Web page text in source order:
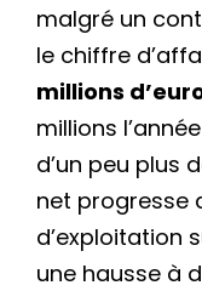
malgré un
le chiffre
millions
millions
d’un peu plus
net progresse
d’exploitation
une hausse à